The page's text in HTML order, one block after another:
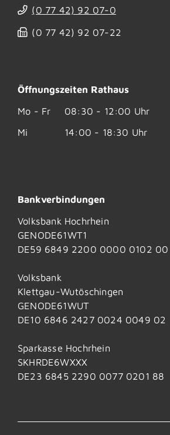
(0 77 42) 92 07-0
(0 77 42) 92 07-22
Öffnungszeiten Rathaus
Mo - Fr
08:30 - 12:00 Uhr
Mi
14:00 - 18:30 Uhr
Bankverbindungen
Volksbank Hochrhein
GENODE61WT1
DE59 6849 2200 0000 0102 00
Volksbank
Klettgau-Wutöschingen
GENODE61WUT
DE10 6846 2427 0024 0049 02
Sparkasse Hochrhein
SKHRDE6WXXX
DE23 6845 2290 0077 0201 88